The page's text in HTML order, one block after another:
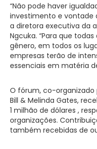
“Não pode haver
investimento e vontade
a diretora executiva da
Ngcuka. “Para que
gênero, em todos os
empresas terão de
essenciais em matéria
O fórum, co-organizado
Bill & Melinda Gates,
1 milhão de dólares ,
organizações.
também recebidas de